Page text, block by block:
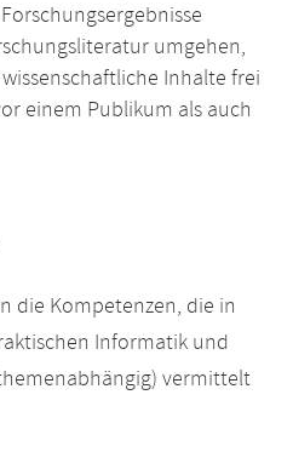
umgehen,
Inhalte frei
einem Publikum als auch
die Kompetenzen, die in
Informatik und
vermittelt